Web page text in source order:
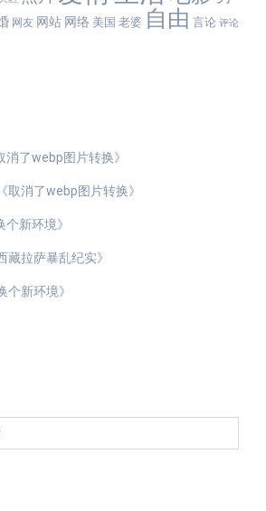
网友 网站 网络 美国 老婆 自由 言论 评论
消了webp图片转换》
取消了webp图片转换》
个新环境》
藏拉萨暴乱纪实》
个新环境》